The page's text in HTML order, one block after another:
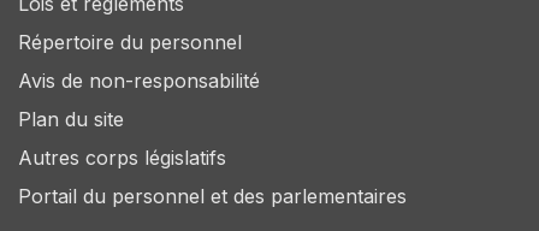
Répertoire du personnel
Avis de non-responsabilité
Plan du site
Autres corps législatifs
Portail du personnel et des parlementaires